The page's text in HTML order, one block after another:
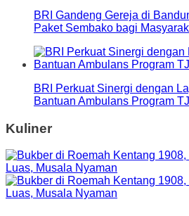
BRI Gandeng Gereja di
Paket Sembako bagi
BRI Perkuat Sinergi dengan
Bantuan Ambulans Program
Kuliner